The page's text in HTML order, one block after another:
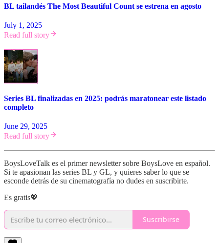
BL tailandés The Most Beautiful Count se estrena en agosto
July 1, 2025
Read full story
Series BL finalizadas en 2025: podrás maratonear este listado
completo
June 29, 2025
Read full story
BoysLoveTalk es el primer newsletter sobre BoysLove en español.
Si te apasionan las series BL y GL, y quieres saber lo que se
esconde detrás de su cinematografía no dudes en suscribirte.
Es gratis💖
Suscribirse